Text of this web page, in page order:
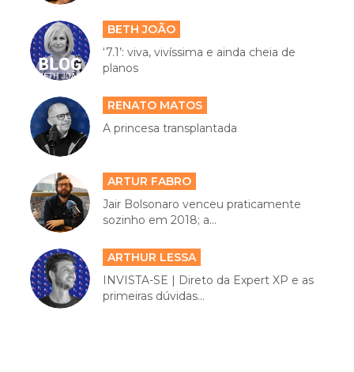
BETH JOÃO
‘7.1’: viva, vivíssima e ainda cheia de
planos
RENATO MATOS
A princesa transplantada
ARTUR FABRO
Jair Bolsonaro venceu praticamente
sozinho em 2018; a...
ARTHUR LESSA
INVISTA-SE | Direto da Expert XP e as
primeiras dúvidas...